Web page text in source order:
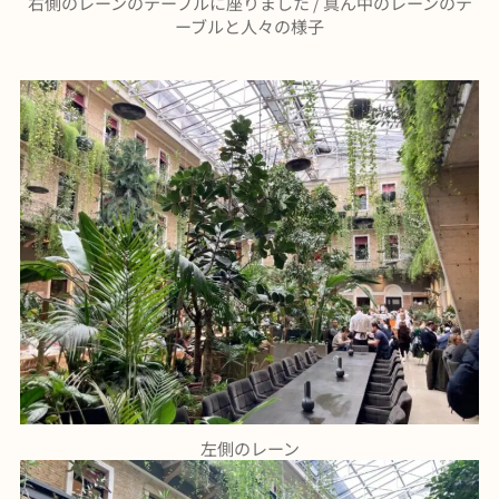
ーブルと人々の様子
左側のレーン